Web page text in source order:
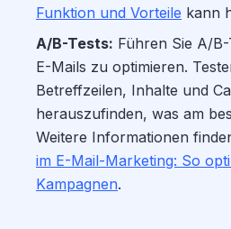
Funktion und Vorteile kann
A/B-Tests: Führen Sie A/
E-Mails zu optimieren.
Betreffzeilen, Inhalte und
herauszufinden, was am
Weitere Informationen
im E-Mail-Marketing: So
Kampagnen.